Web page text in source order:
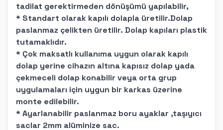
tadilat gerektirmeden dönüşümü yapılabilir,
* Standart olarak kapılı dolapla üretilir.Dolap
paslanmaz çelikten üretilir. Dolap kapıları plastik
tutamaklıdır.
* Çok maksatlı kullanıma uygun olarak kapılı
dolap yerine cihazın altına kapısız dolap yada
çekmeceli dolap konabilir veya orta grup
uygulamaları için uygun bir karkas üzerine
monte edilebilir.
* Ayarlanabilir paslanmaz boru ayaklar ,taşıyıcı
saclar 2mm alüminize sac.